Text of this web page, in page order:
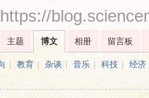
https://
主题 博文 相册 留言板
教育 杂谈 音乐 科技
经济